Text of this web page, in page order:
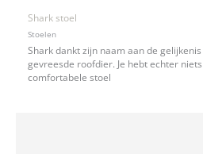
Shark stoel
Stoelen
Shark dankt zijn naam aan de
gevreesde roofdier. Je hebt echter
comfortabele stoel